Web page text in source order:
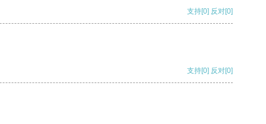
支持[0] 反对[0]
支持[0] 反对[0]